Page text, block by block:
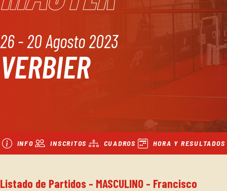
26 - 20 Agosto 2023
VERBIER
INFO INSCRITOS CUADROS HORA Y RESULTADOS
Listado de Partidos - MASCULINO - Francisco